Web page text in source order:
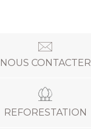
NOUS CONTACTER
REFORESTATION